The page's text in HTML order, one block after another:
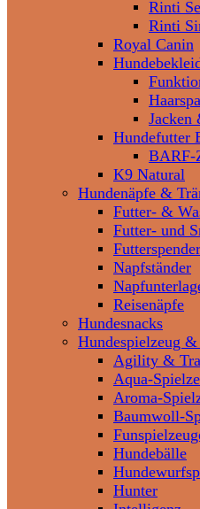
Rinti
Rinti
Royal Canin
Jacken
Hundefutter
BARF-
K9 Natural
Hundenäpfe &
Futter- &
Futter- und
Napfständer
Reisenäpfe
Hundesnacks
Hundespielzeug
Agility &
Aqua-
Aroma-
Baumwoll-
Hundebälle
Hunter